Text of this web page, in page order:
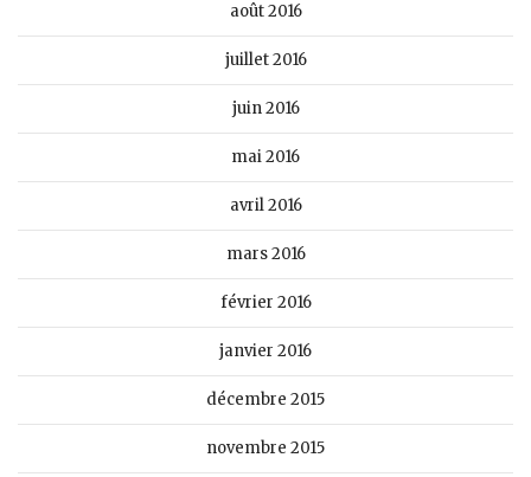
août 2016
juillet 2016
juin 2016
mai 2016
avril 2016
mars 2016
février 2016
janvier 2016
décembre 2015
novembre 2015